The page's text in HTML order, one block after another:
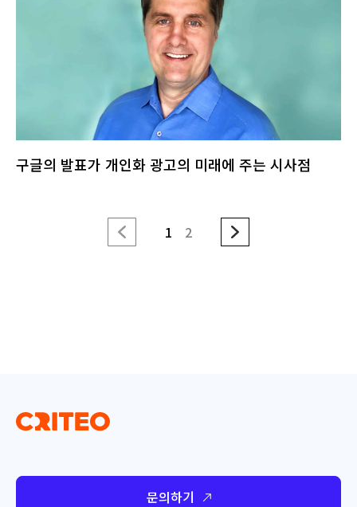
구글의 발표가 개인화 광고의 미래에 주는 시사점
1 2
문의하기